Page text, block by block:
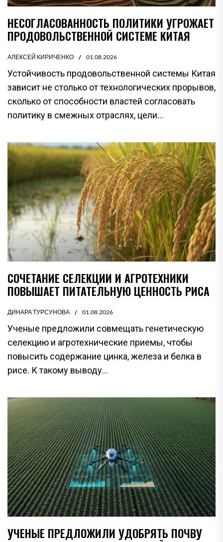
НЕСОГЛАСОВАННОСТЬ ПОЛИТИКИ УГРОЖАЕТ
ПРОДОВОЛЬСТВЕННОЙ СИСТЕМЕ КИТАЯ
АЛЕКСЕЙ КИРИЧЕНКО 01.08.2026
Устойчивость продовольственной системы Китая
зависит не столько от технологических прорывов,
сколько от способности властей согласовать
политику в смежных отраслях, цели...
СОЧЕТАНИЕ СЕЛЕКЦИИ И АГРОТЕХНИКИ
ПОВЫШАЕТ ПИТАТЕЛЬНУЮ ЦЕННОСТЬ РИСА
ДИНАРА ТУРСУНОВА 01.08.2026
Ученые предложили совмещать генетическую
селекцию и агротехнические приемы, чтобы
повысить содержание цинка, железа и белка в
рисе. К такому выводу...
УЧЕНЫЕ ПРЕДЛОЖИЛИ УДОБРЯТЬ ПОЧВУ